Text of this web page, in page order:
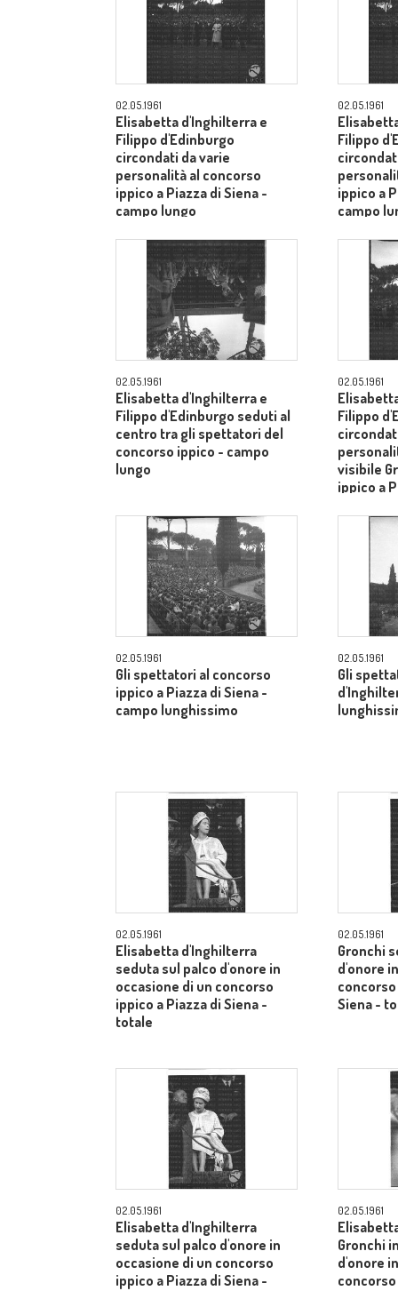
02.05.1961
Elisabetta d'Inghilterra e
Filippo d'Edinburgo
circondati da varie
personalità al concorso
ippico a Piazza di Siena -
campo lungo
02.05.1961
Filippo
ippico a
campo
02.05.1961
Elisabetta d'Inghilterra e
Filippo d'Edinburgo seduti al
centro tra gli spettatori del
concorso ippico - campo
lungo
02.05.1961
Filippo
visibile
ippico a
02.05.1961
Gli spettatori al concorso
ippico a Piazza di Siena -
campo lunghissimo
02.05.1961
Gli
02.05.1961
Elisabetta d'Inghilterra
seduta sul palco d'onore in
occasione di un concorso
ippico a Piazza di Siena -
totale
02.05.1961
Gronchi
d'onore
Siena -
02.05.1961
Elisabetta d'Inghilterra
seduta sul palco d'onore in
occasione di un concorso
ippico a Piazza di Siena -
02.05.1961
Gronchi
d'onore